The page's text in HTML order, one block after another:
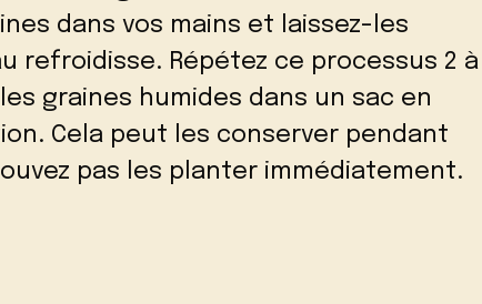
dans vos mains et laissez-les
refroidisse. Répétez ce processus 2 à
graines humides dans un sac en
Cela peut les conserver pendant
pas les planter immédiatement.